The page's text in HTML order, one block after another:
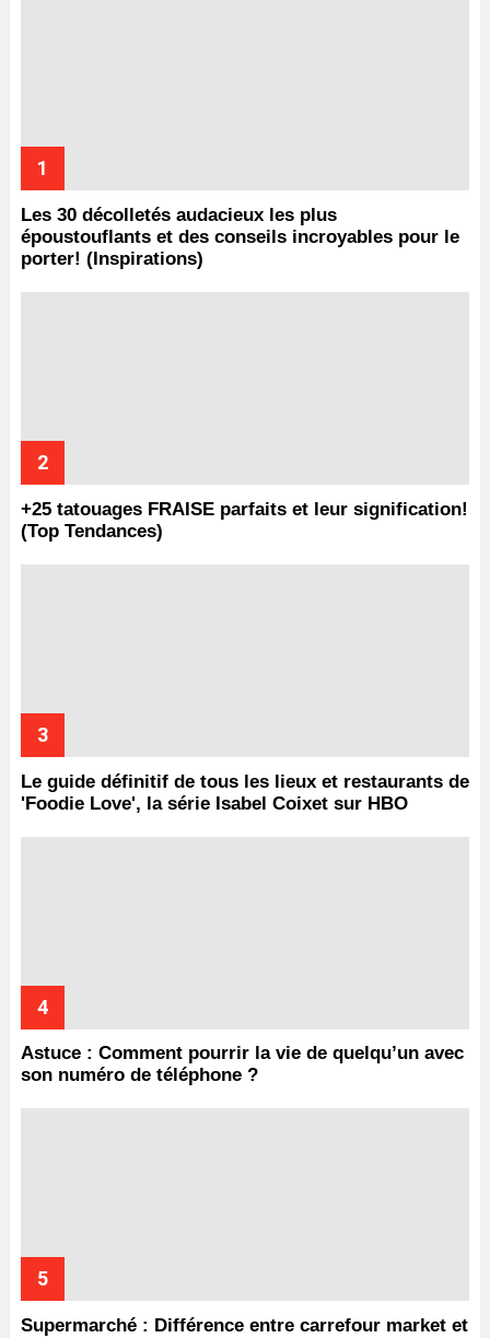
Les 30 décolletés audacieux les plus
époustouflants et des conseils incroyables pour le
porter! (Inspirations)
+25 tatouages ​​FRAISE parfaits et leur signification!
(Top Tendances)
Le guide définitif de tous les lieux et restaurants de
'Foodie Love', la série Isabel Coixet sur HBO
Astuce : Comment pourrir la vie de quelqu’un avec
son numéro de téléphone ?
Supermarché : Différence entre carrefour market et